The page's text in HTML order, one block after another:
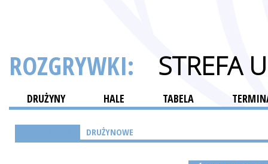
ROZGRYWKI: STREFA
DRUŻYNY HALE TABELA
DRUŻYNOWE